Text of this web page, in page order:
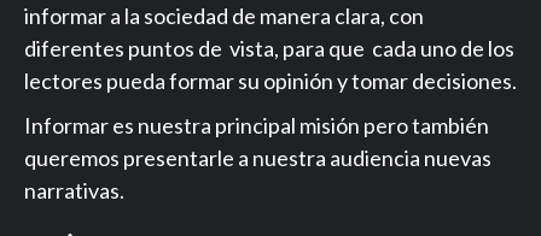
informar a la sociedad de manera clara, con
diferentes puntos de vista, para que cada uno de los
lectores pueda formar su opinión y tomar decisiones.
Informar es nuestra principal misión pero también
queremos presentarle a nuestra audiencia nuevas
narrativas.